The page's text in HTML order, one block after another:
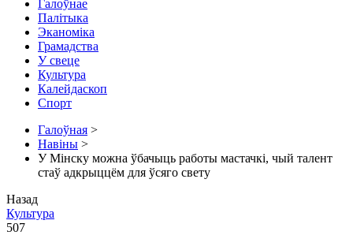
Галоўнае
Палітыка
Эканоміка
Грамадства
У свеце
Культура
Калейдаскоп
Спорт
Галоўная >
Навіны >
У Мінску можна ўбачыць работы мастачкі, чый талент
стаў адкрыццём для ўсяго свету
Назад
Культура
507